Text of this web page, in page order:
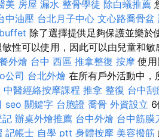
美 房屋 漏水 整骨學徒 除白蟻推薦
中油壓 台北月子中心 文心路喬骨盆
除了選擇提供足夠保護並樂於
性可以使用，因此可以由兒童和敏
外燴 台中 西區 推拿整復 按摩 使用
公司 台北外燴 在所有戶外活動中，
中醫經絡按摩課程 推拿 整復 台中
seo 關鍵字 台胞證 喬骨 外資設立
記 辦桌外燴推薦 台中外燴 台中筋膜
記帳士 自學 ptt 身體按摩 美容撥筋